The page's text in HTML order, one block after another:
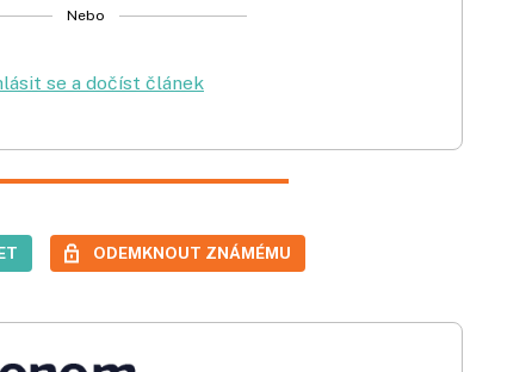
Nebo
se a dočíst článek
ODEMKNOUT ZNÁMÉMU